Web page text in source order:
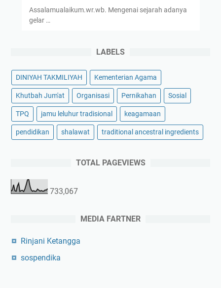
Assalamualaikum.wr.wb. Mengenai sejarah adanya
gelar …
LABELS
DINIYAH TAKMILIYAH Kementerian Agama
Khutbah Jum'at Organisasi Pernikahan Sosial
TPQ jamu leluhur tradisional keagamaan
pendidikan shalawat traditional ancestral ingredients
TOTAL PAGEVIEWS
733,067
MEDIA FARTNER
Rinjani Ketangga
sospendika